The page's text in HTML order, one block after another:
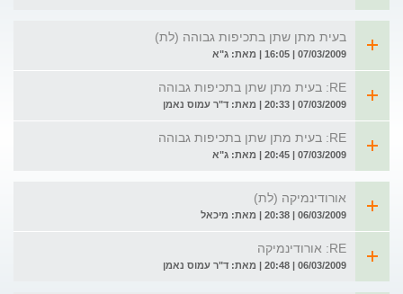
בעית מתן שתן בתכיפות גבוהה (לת)
07/03/2009 | 16:05 | מאת: ג"א
RE: בעית מתן שתן בתכיפות גבוהה
07/03/2009 | 20:33 | מאת: ד"ר עמוס נאמן
RE: בעית מתן שתן בתכיפות גבוהה
07/03/2009 | 20:45 | מאת: ג"א
אורודינמיקה (לת)
06/03/2009 | 20:38 | מאת: מיכאל
RE: אורודינמיקה
06/03/2009 | 20:48 | מאת: ד"ר עמוס נאמן